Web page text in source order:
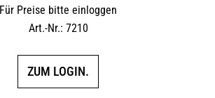
Für Preise bitte einloggen
Art.-Nr.: 7210
ZUM LOGIN.